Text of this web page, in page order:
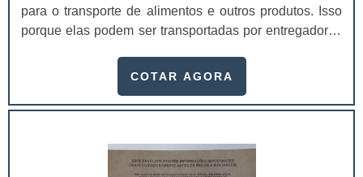
para o transporte de alimentos e outros produtos. Isso
porque elas podem ser transportadas por entregadores
rápida. Existem diversas peças personalizados, que
para lanches delivery pode variar.Essas embalagens
alimentício, farmacêutico e cosmético. Com.
COTAR AGORA